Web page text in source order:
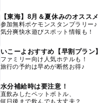
【東海】8月＆夏休みのオススメ
参加無料ポケモンスタンプラリー♪
気分爽快水遊びスポット情報も！
いこーよおすすめ【早割プラン】
ファミリー向け人気ホテルも！
旅行の予約は早めが断然お得♪
水分補給時は要注意！
直飲みしたペットボトル、
何日後まで飲んでも大丈夫？